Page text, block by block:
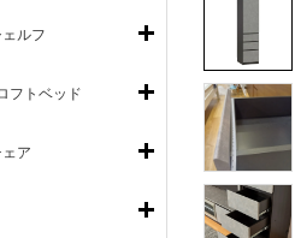
ルフ
フトベッド
ア